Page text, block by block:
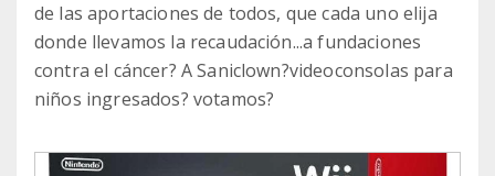
de las aportaciones de todos, que cada uno elija
donde llevamos la recaudación...a fundaciones
contra el cáncer? A Saniclown?videoconsolas para
niños ingresados? votamos?